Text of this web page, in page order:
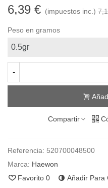
6,39 € (impuestos inc.)
Peso en gramos
-
Compartir
Referencia: 520700048500
Marca: Haewon
Favorito 0 Añadir Para